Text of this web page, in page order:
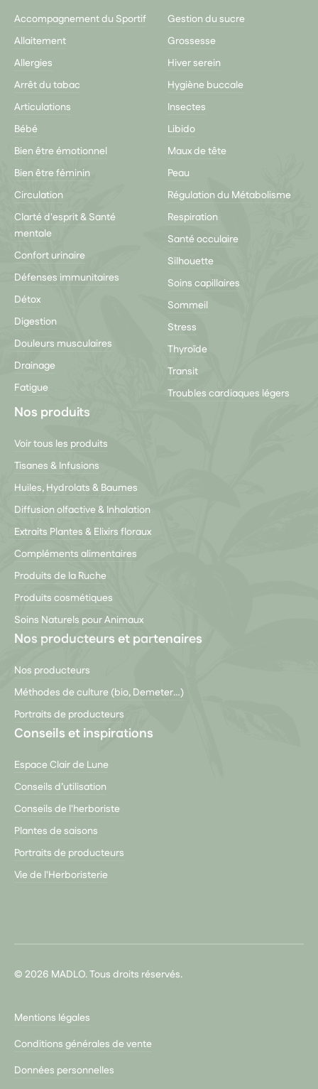
Accompagnement du Sportif
Allaitement
Allergies
Arrêt du tabac
Articulations
Bébé
Bien être émotionnel
Bien être féminin
Circulation
Clarté d'esprit & Santé
mentale
Confort urinaire
Défenses immunitaires
Détox
Digestion
Douleurs musculaires
Drainage
Fatigue
Gestion du sucre
Grossesse
Hiver serein
Hygiène buccale
Insectes
Libido
Maux de tête
Peau
Régulation du Métabolisme
Respiration
Santé occulaire
Silhouette
Soins capillaires
Sommeil
Stress
Thyroïde
Transit
Troubles cardiaques légers
Nos produits
Voir tous les produits
Tisanes & Infusions
Huiles, Hydrolats & Baumes
Diffusion olfactive & Inhalation
Extraits Plantes & Elixirs floraux
Compléments alimentaires
Produits de la Ruche
Produits cosmétiques
Soins Naturels pour Animaux
Nos producteurs et partenaires
Nos producteurs
Méthodes de culture (bio, Demeter…)
Portraits de producteurs
Conseils et inspirations
Espace Clair de Lune
Conseils d’utilisation
Conseils de l'herboriste
Plantes de saisons
Portraits de producteurs
Vie de l'Herboristerie
© 2026 MADLO. Tous droits réservés.
Mentions légales
Conditions générales de vente
Données personnelles